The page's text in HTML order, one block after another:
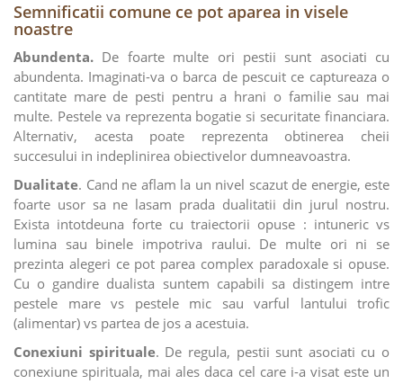
Semnificatii comune ce pot aparea in visele
noastre
Abundenta. De foarte multe ori pestii sunt asociati cu
abundenta. Imaginati-va o barca de pescuit ce captureaza o
cantitate mare de pesti pentru a hrani o familie sau mai
multe. Pestele va reprezenta bogatie si securitate financiara.
Alternativ, acesta poate reprezenta obtinerea cheii
succesului in indeplinirea obiectivelor dumneavoastra.
Dualitate. Cand ne aflam la un nivel scazut de energie, este
foarte usor sa ne lasam prada dualitatii din jurul nostru.
Exista intotdeuna forte cu traiectorii opuse : intuneric vs
lumina sau binele impotriva raului. De multe ori ni se
prezinta alegeri ce pot parea complex paradoxale si opuse.
Cu o gandire dualista suntem capabili sa distingem intre
pestele mare vs pestele mic sau varful lantului trofic
(alimentar) vs partea de jos a acestuia.
Conexiuni spirituale. De regula, pestii sunt asociati cu o
conexiune spirituala, mai ales daca cel care i-a visat este un